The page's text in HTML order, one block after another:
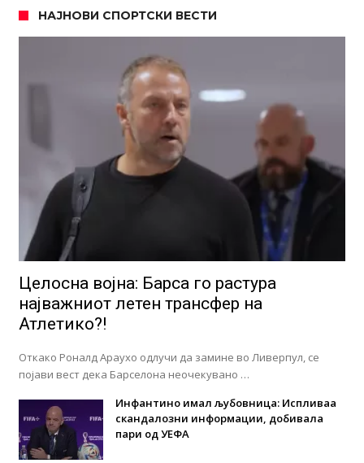
НАЈНОВИ СПОРТСКИ ВЕСТИ
Целосна војна: Барса го растура
најважниот летен трансфер на
Атлетико?!
Откако Роналд Араухо одлучи да замине во Ливерпул, се
појави вест дека Барселона неочекувано …
Инфантино имал љубовница: Испливаа
скандалозни информации, добивала
пари од УЕФА